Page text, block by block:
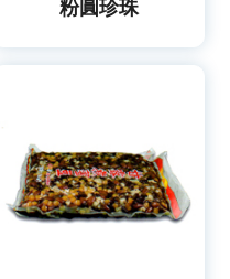
粉圓珍珠